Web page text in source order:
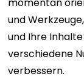
momentan
und
und Ihre
verschiedene
verbessern.